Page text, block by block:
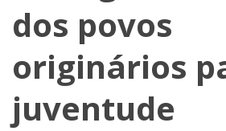
dos povos
originários
juventude